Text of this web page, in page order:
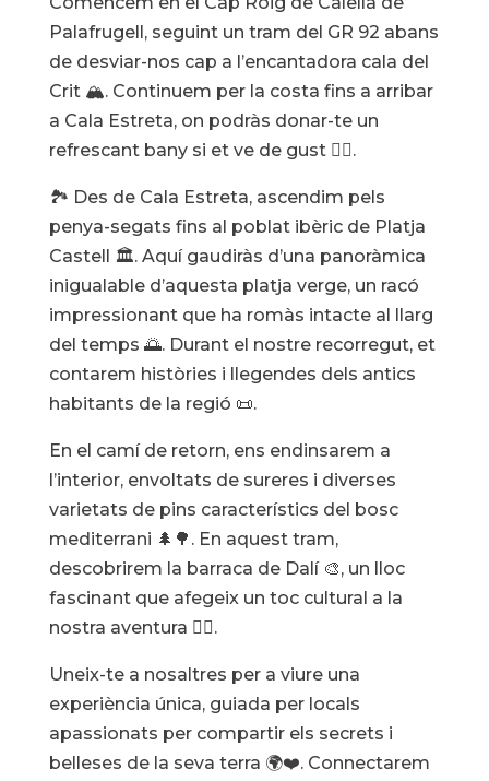
Palafrugell, seguint un tram del GR 92 abans
de desviar-nos cap a l’encantadora cala del
Crit 🏔️. Continuem per la costa fins a arribar
a Cala Estreta, on podràs donar-te un
refrescant bany si et ve de gust 🏊‍♂️.
🏞️ Des de Cala Estreta, ascendim pels
penya-segats fins al poblat ibèric de Platja
Castell 🏛️. Aquí gaudiràs d’una panoràmica
inigualable d’aquesta platja verge, un racó
impressionant que ha romàs intacte al llarg
del temps 🌅. Durant el nostre recorregut, et
contarem històries i llegendes dels antics
habitants de la regió 📜.
En el camí de retorn, ens endinsarem a
l’interior, envoltats de sureres i diverses
varietats de pins característics del bosc
mediterrani 🌲🌳. En aquest tram,
descobrirem la barraca de Dalí 🎨, un lloc
fascinant que afegeix un toc cultural a la
nostra aventura 🚶‍♂️.
Uneix-te a nosaltres per a viure una
experiència única, guiada per locals
apassionats per compartir els secrets i
belleses de la seva terra 🌍❤️. Connectarem